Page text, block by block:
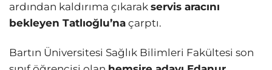
ardından kaldırıma çıkarak servis aracını
bekleyen Tatlıoğlu’na çarptı.
Bartın Üniversitesi Sağlık Bilimleri Fakültesi son